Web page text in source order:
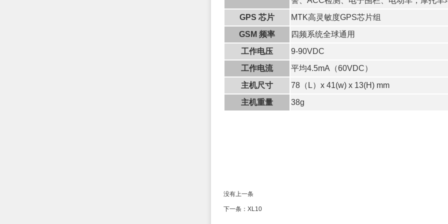
GPS 芯片
MTK高灵敏度GPS芯片组
GSM 频率
四频系统全球通用
工作电压
9-90VDC
工作电流
平均4.5mA（60VDC）
主机尺寸
78（L）x 41(w) x 13(H) mm
主机重量
38g
没有上一条
下一条 ：XL10